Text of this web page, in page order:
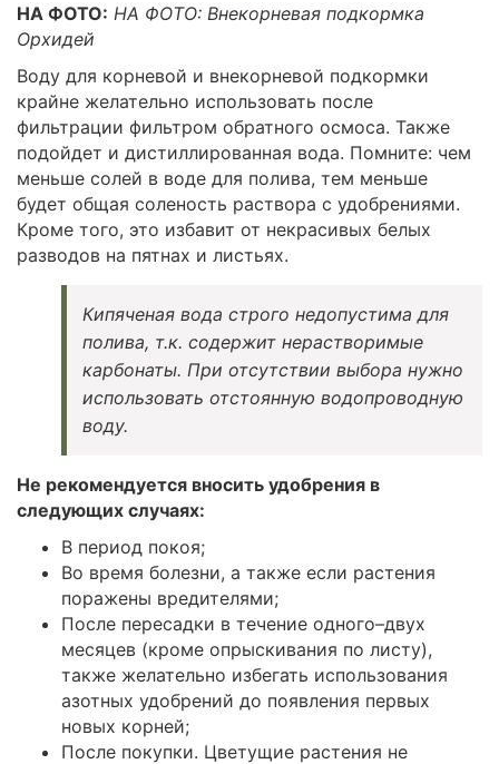
НА ФОТО: НА ФОТО: Внекорневая подкормка
Орхидей
Воду для корневой и внекорневой подкормки
крайне желательно использовать после
фильтрации фильтром обратного осмоса. Также
подойдет и дистиллированная вода. Помните: чем
меньше солей в воде для полива, тем меньше
будет общая соленость раствора с удобрениями.
Кроме того, это избавит от некрасивых белых
разводов на пятнах и листьях.
Кипяченая вода строго недопустима для
полива, т.к. содержит нерастворимые
карбонаты. При отсутствии выбора нужно
использовать отстоянную водопроводную
воду.
Не рекомендуется вносить удобрения в
следующих случаях:
В период покоя;
Во время болезни, а также если растения
поражены вредителями;
После пересадки в течение одного–двух
месяцев (кроме опрыскивания по листу),
также желательно избегать использования
азотных удобрений до появления первых
новых корней;
После покупки. Цветущие растения не